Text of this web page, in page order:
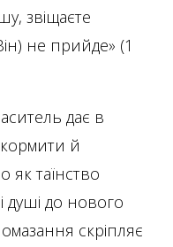
звіщаєте
не прийде» (1
дає в
кормити й
як таїнство
душі до нового
скріпляє